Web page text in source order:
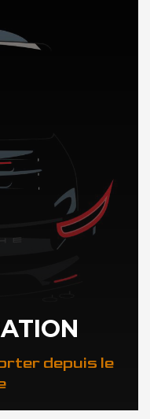
AUTO en Estonie
depuis le